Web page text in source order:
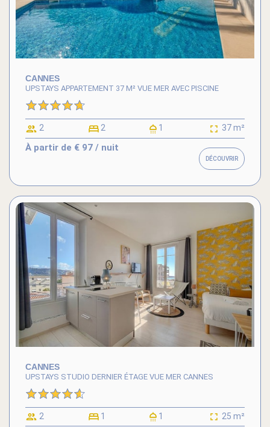
CANNES
UPSTAYS APPARTEMENT 37 M² VUE MER AVEC PISCINE
2 2 1 37 m²
À partir de € 97 / nuit
DÉCOUVRIR
CANNES
UPSTAYS STUDIO DERNIER ÉTAGE VUE MER CANNES
2 1 1 25 m²